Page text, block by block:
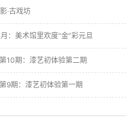
·古戏坊
：美术馆里欢度“金”彩元旦
10期：漆艺初体验第二期
9期：漆艺初体验第一期